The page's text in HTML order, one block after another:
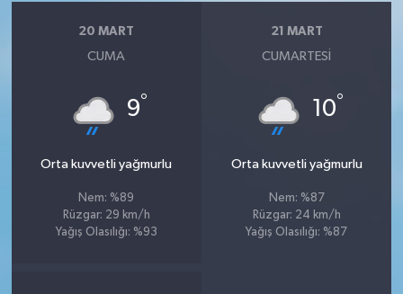
20 MART
CUMA
9°
Orta kuvvetli yağmurlu
Nem: %89
Rüzgar: 29 km/h
Yağış Olasılığı: %93
21 MART
CUMARTESI
10°
Orta kuvvetli yağmurlu
Nem: %87
Rüzgar: 24 km/h
Yağış Olasılığı: %87